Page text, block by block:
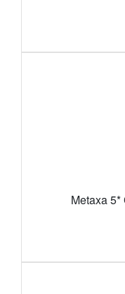
Metaxa 5*